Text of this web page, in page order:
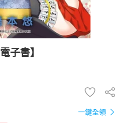
子書】
一鍵全領